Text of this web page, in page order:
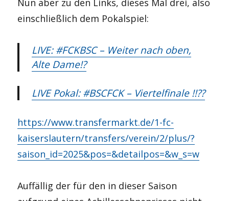
Nun aber zu den Links, dieses Mal drei, also
einschließlich dem Pokalspiel:
LIVE: #FCKBSC – Weiter nach oben,
Alte Dame!?
LIVE Pokal: #BSCFCK – Viertelfinale !!??
https://www.transfermarkt.de/1-fc-
kaiserslautern/transfers/verein/2/plus/?
saison_id=2025&pos=&detailpos=&w_s=w
Auffällig der für den in dieser Saison